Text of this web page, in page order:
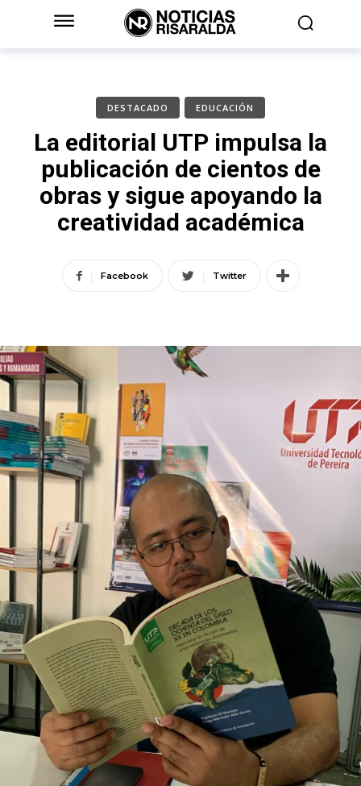
DESTACADO EDUCACIÓN
La editorial UTP impulsa la
publicación de cientos de
obras y sigue apoyando la
creatividad académica
Facebook Twitter